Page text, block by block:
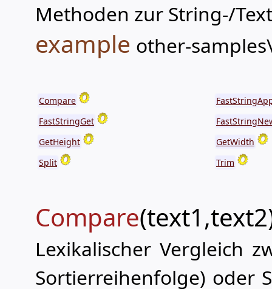
Methoden zur String-/
example other-
Compare
FastStringGet
GetHeight
GetWidth
Split
Trim
Compare
Lexikalischer Vergleich
Sortierreihenfolge) oder